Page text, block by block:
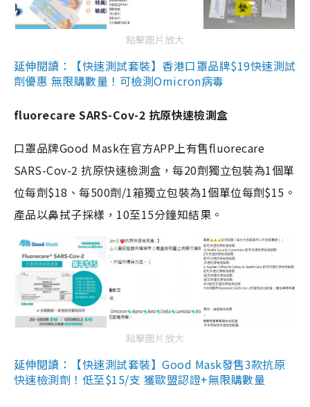
點擊圖片放大
延伸閱讀：【快速測試套裝】香港口罩品牌$19快速測試
劑優惠 無限購數量！可檢測Omicron病毒
fluorecare SARS-Cov-2 抗原快速檢測盒
口罩品牌Good Mask在官方APP上有售fluorecare
SARS-Cov-2 抗原快速檢測盒，每20劑獨立包裝為1個單
位每劑$18、每500劑/1箱獨立包裝為1個單位每劑$15。
產品以鼻拭子採樣，10至15分鐘知結果。
點擊圖片放大
延伸閱讀：【快速測試套裝】Good Mask發售3款抗原
快速檢測劑！低至$15/支 獲歐盟認證+無限購數量